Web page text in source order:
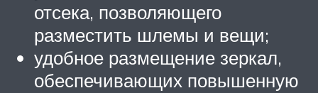
отсека, позволяющего
разместить шлемы и вещи;
удобное размещение зеркал,
обеспечивающих повышенную